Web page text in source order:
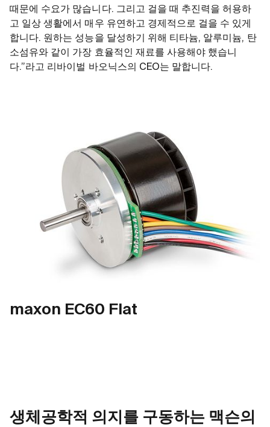
때문에 수요가 많습니다. 그리고 걸을 때 추진력을 허용하
고 일상 생활에서 매우 유연하고 경제적으로 걸을 수 있게
합니다. 원하는 성능을 달성하기 위해 티타늄, 알루미늄, 탄
소섬유와 같이 가장 효율적인 재료를 사용해야 했습니
다.”라고 리바이벌 바오닉스의 CEO는 말합니다.
maxon EC60 Flat
생체공학적 의지를 구동하는 맥슨의